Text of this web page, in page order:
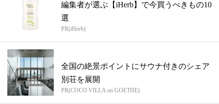
編集者が選ぶ【iHerb】で今買うべきもの10
選
PR(iHerb)
全国の絶景ポイントにサウナ付きのシェア
別荘を展開
PR(COCO VILLA on GOETHE)